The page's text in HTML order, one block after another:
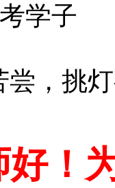
学子
尝，挑
好！